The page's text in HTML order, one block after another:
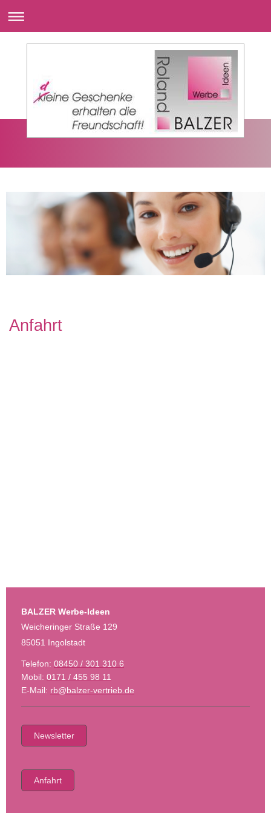
Anfahrt
BALZER Werbe-Ideen
Weicheringer Straße 129
85051 Ingolstadt
Telefon: 08450 / 301 310 6
Mobil: 0171 / 455 98 11
E-Mail: rb@balzer-vertrieb.de
Newsletter
Anfahrt